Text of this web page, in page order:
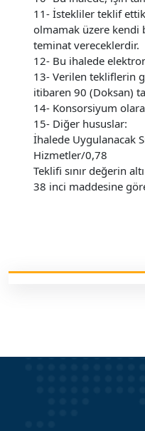
11- İstekliler teklif
olmamak üzere kendi
teminat vereceklerdir.
12- Bu ihalede
13- Verilen tekliflerin
itibaren 90 (Doksan)
14- Konsorsiyum
15- Diğer hususlar:
İhalede Uygulanacak
Hizmetler/0,78
Teklifi sınır değerin
38 inci maddesine